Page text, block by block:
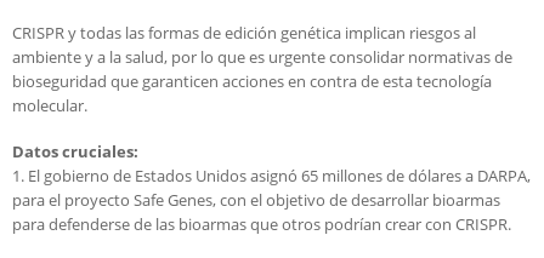
CRISPR y todas las formas de edición genética implican riesgos al
ambiente y a la salud, por lo que es urgente consolidar normativas de
bioseguridad que garanticen acciones en contra de esta tecnología
molecular.
Datos cruciales:
1. El gobierno de Estados Unidos asignó 65 millones de dólares a DARPA,
para el proyecto Safe Genes, con el objetivo de desarrollar bioarmas
para defenderse de las bioarmas que otros podrían crear con CRISPR.